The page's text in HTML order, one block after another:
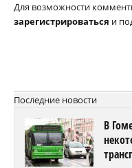
Для возможности
зарегистрироваться и
Последние новости
В